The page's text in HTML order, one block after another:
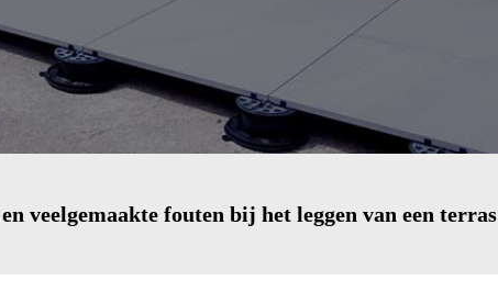
veelgemaakte fouten bij het leggen van een terras